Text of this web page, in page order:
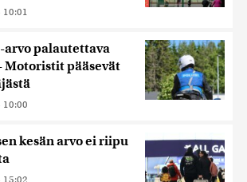
arvo palautettava
Motoristit pääsevät
10:00
kesän arvo ei riipu
15:02